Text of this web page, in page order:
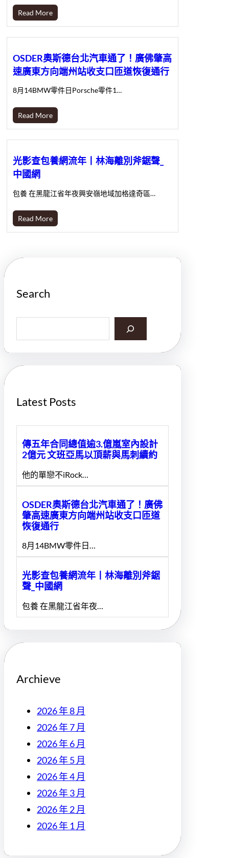
Read More
OSDER奧斯德台北汽車通了！廣佛肇高
速廣東方向端州站收支口匝道恢復通行
8月14BMW零件日Porsche零件1…
Read More
光影查包養網流年丨林海離別斧鋸聲_
中國網
包養 在黑龍江省年夜興安嶺地域加格達奇區…
Read More
Search
a
h
Latest Posts
傳五年合同總值逾3.億嵐室內設計
2億元 文班亞馬以頂薪與馬刺續約
他的單戀不iRock…
OSDER奧斯德台北汽車通了！廣佛
肇高速廣東方向端州站收支口匝道
恢復通行
8月14BMW零件日…
光影查包養網流年丨林海離別斧鋸
聲_中國網
包養 在黑龍江省年夜…
Archieve
2026 年 8 月
2026 年 7 月
2026 年 6 月
2026 年 5 月
2026 年 4 月
2026 年 3 月
2026 年 2 月
2026 年 1 月